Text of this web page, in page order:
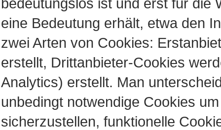
bedeutungslos ist und erst für die
eine Bedeutung erhält, etwa den
zwei Arten von Cookies:
erstellt, Drittanbieter-Cookies
Analytics) erstellt. Man
unbedingt notwendige Cookies
sicherzustellen, funktionelle